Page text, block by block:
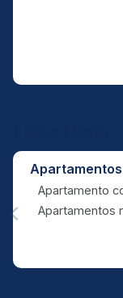
Apartamentos
Apartamento
Apartamentos